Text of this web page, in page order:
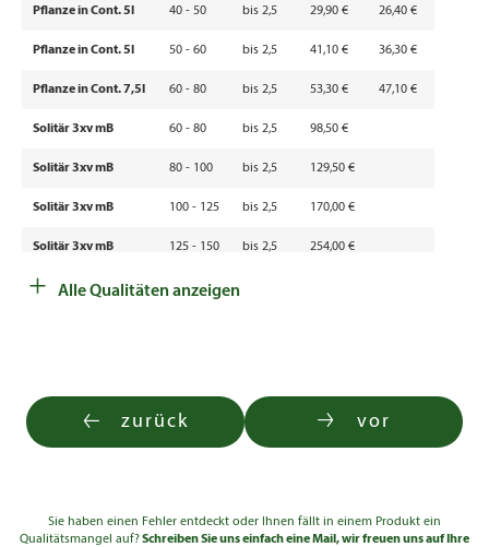
Pflanze in Cont. 5l 40 - 50 bis 2,5 29,90 € 26,40 €
Pflanze in Cont. 5l 50 - 60 bis 2,5 41,10 € 36,30 €
Pflanze in Cont. 7,5l 60 - 80 bis 2,5 53,30 € 47,10 €
Solitär 3xv mB 60 - 80 bis 2,5 98,50 €
Solitär 3xv mB 80 - 100 bis 2,5 129,50 €
Solitär 3xv mB 100 - 125 bis 2,5 170,00 €
Solitär 3xv mB 125 - 150 bis 2,5 254,00 €
Solitär 4xv mDb 150 - 175
+ Alle Qualitäten anzeigen
zurück vor
Sie haben einen Fehler entdeckt oder Ihnen fällt in einem Produkt ein
Qualitätsmangel auf?Schreiben Sie uns einfach eine Mail, wir freuen uns auf Ihre